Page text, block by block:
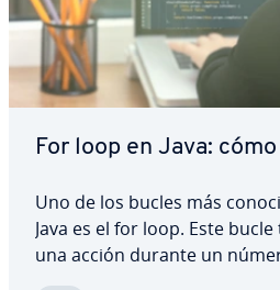
For loop en Java:
Uno de los bucles más
Java es el for loop. Este
una acción durante un